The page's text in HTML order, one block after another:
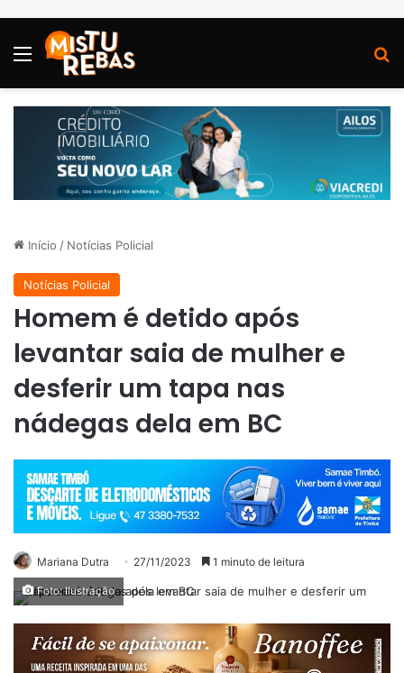
Menu
Início / Notícias Policial
Notícias Policial
Homem é detido após
levantar saia de mulher e
desferir um tapa nas
nádegas dela em BC
Mariana Dutra 27/11/2023 1 minuto de leitura
Foto: Ilustração